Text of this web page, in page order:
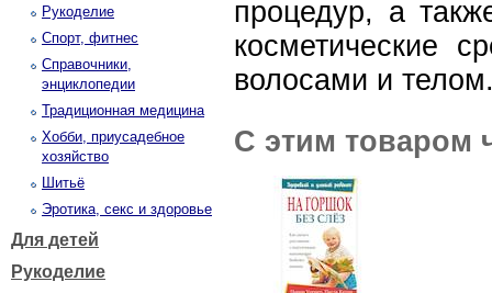
Рукоделие
Спорт, фитнес
Справочники,
энциклопедии
Традиционная медицина
Хобби, приусадебное
хозяйство
Шитьё
Эротика, секс и здоровье
Для детей
Рукоделие
процедур, а
косметические
волосами и
С этим товаром